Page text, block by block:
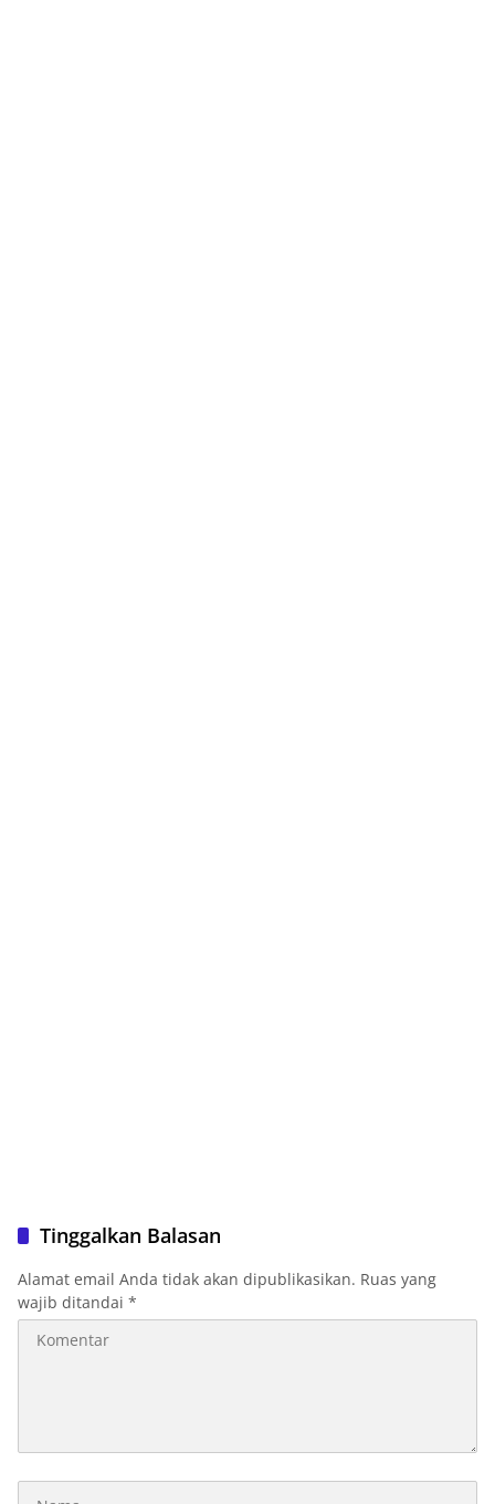
Tinggalkan Balasan
Alamat email Anda tidak akan dipublikasikan. Ruas yang
wajib ditandai *